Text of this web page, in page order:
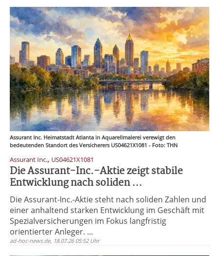
Assurant Inc. Heimatstadt Atlanta in Aquarellmalerei verewigt den
bedeutenden Standort des Versicherers US04621X1081 - Foto: THN
Assurant Inc., US04621X1081
Die Assurant-Inc.-Aktie zeigt stabile
Entwicklung nach soliden ...
Die Assurant-Inc.-Aktie steht nach soliden Zahlen und
einer anhaltend starken Entwicklung im Geschäft mit
Spezialversicherungen im Fokus langfristig
orientierter Anleger. ...
ad-hoc-news.de, 18.07.26 05:52 Uhr